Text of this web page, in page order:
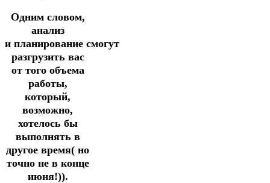
Одним словом,
анализ
и планирование смогут
разгрузить вас
от того объема
работы,
который,
возможно,
хотелось бы
выполнять в
другое время( но
точно не в конце
июня!)).